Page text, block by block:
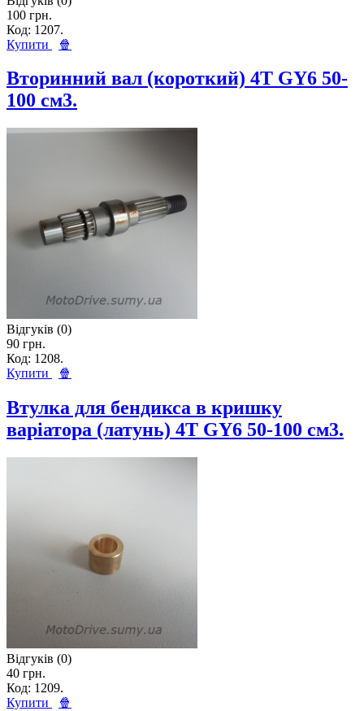
100 грн.
Код: 1207.
Купити
🍿
Вторинний вал (короткий) 4T GY6 50-
100 см3.
Відгуків (0)
90 грн.
Код: 1208.
Купити
🍿
Втулка для бендикса в кришку
варіатора (латунь) 4T GY6 50-100 см3.
Відгуків (0)
40 грн.
Код: 1209.
Купити
🍿